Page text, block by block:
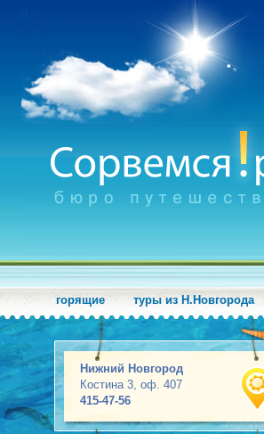
горящие туры из Н.Новгорода
Нижний Новгород
Костина 3, оф. 407
415-47-56